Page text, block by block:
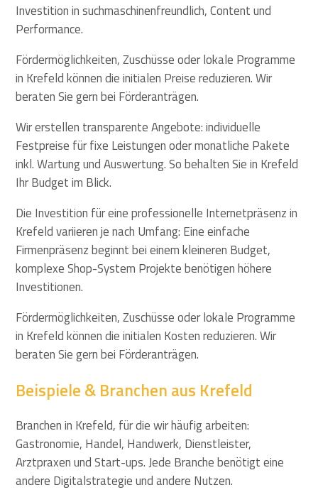
Investition in suchmaschinenfreundlich, Content und
Performance.
Fördermöglichkeiten, Zuschüsse oder lokale Programme
in Krefeld können die initialen Preise reduzieren. Wir
beraten Sie gern bei Förderanträgen.
Wir erstellen transparente Angebote: individuelle
Festpreise für fixe Leistungen oder monatliche Pakete
inkl. Wartung und Auswertung. So behalten Sie in Krefeld
Ihr Budget im Blick.
Die Investition für eine professionelle Internetpräsenz in
Krefeld variieren je nach Umfang: Eine einfache
Firmenpräsenz beginnt bei einem kleineren Budget,
komplexe Shop-System Projekte benötigen höhere
Investitionen.
Fördermöglichkeiten, Zuschüsse oder lokale Programme
in Krefeld können die initialen Kosten reduzieren. Wir
beraten Sie gern bei Förderanträgen.
Beispiele & Branchen aus Krefeld
Branchen in Krefeld, für die wir häufig arbeiten:
Gastronomie, Handel, Handwerk, Dienstleister,
Arztpraxen und Start-ups. Jede Branche benötigt eine
andere Digitalstrategie und andere Nutzen.